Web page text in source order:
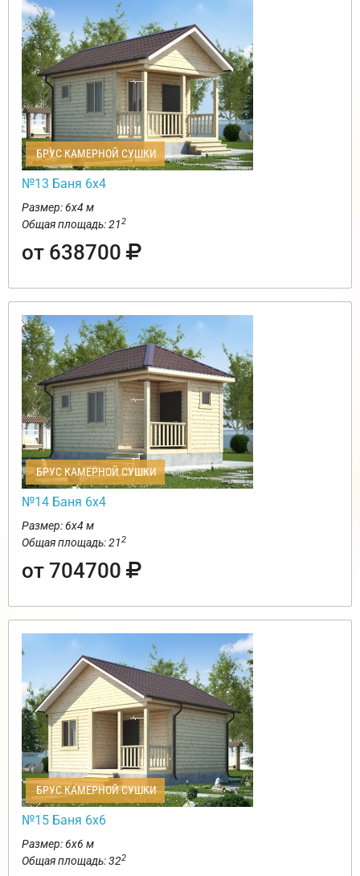
БРУС КАМЕРНОЙ СУШКИ
№13 Баня 6х4
Размер: 6х4 м
Общая площадь: 212
от 638700
БРУС КАМЕРНОЙ СУШКИ
№14 Баня 6х4
Размер: 6х4 м
Общая площадь: 212
от 704700
БРУС КАМЕРНОЙ СУШКИ
№15 Баня 6х6
Размер: 6х6 м
Общая площадь: 322